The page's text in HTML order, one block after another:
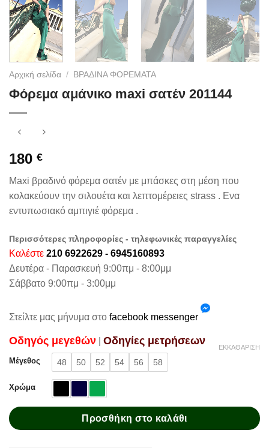
Αρχική σελίδα / ΒΡΑΔΙΝΑ ΦΟΡΕΜΑΤΑ
Φόρεμα αμάνικο maxi σατέν 201144
180 €
Maxi βραδινό φόρεμα σατέν με μπάσκες στη μέση που
κολακεύουν την σιλουέτα και λεπτομέρειες strass . Ενα
εντυπωσιακό αμπιγιέ φόρεμα .
Περισσότερες πληροφορίες - τηλεφωνικές παραγγελίες
Καλέστε 210 6922629 - 6945160893
Δευτέρα - Παρασκευή 9:00πμ - 8:00μμ
Σάββατο 9:00πμ - 3:00μμ
Στείλτε μας μήνυμα στο facebook messenger
Oδηγός μεγεθών Oδηγίες μετρήσεων
Μέγεθος 48 50 52 54 56 58
Χρώμα
ΕΚΚΑΘΆΡΙΣΗ
Προσθήκη στο καλάθι